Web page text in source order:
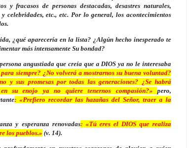
y fracasos de personas destacadas, desastres naturales,
celebridades, etc., etc. Por lo general, los acontecimientos
¿qué aparecería en la lista? ¿Algún hecho inesperado te
más intensamente Su bondad?
angustiada que creía que a DIOS ya no le interesaba
siempre? ¿No volverá a mostrarnos su buena voluntad?
y sus promesas por todas las generaciones? ¿Se habrá
su enojo ya no quiere tenernos compasión?»
pero,
: «Prefiero recordar las hazañas del Señor, traer a la
y esperanza renovadas: «Tú eres el DIOS que realiza
los pueblos.» (v. 14).